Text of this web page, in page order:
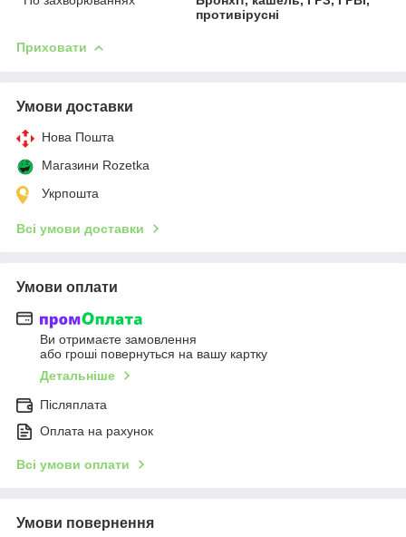
противірусні
Приховати
Умови доставки
Нова Пошта
Магазини Rozetka
Укрпошта
Всі умови доставки
Умови оплати
Ви отримаєте замовлення
або гроші повернуться на вашу картку
Детальніше
Післяплата
Оплата на рахунок
Всі умови оплати
Умови повернення